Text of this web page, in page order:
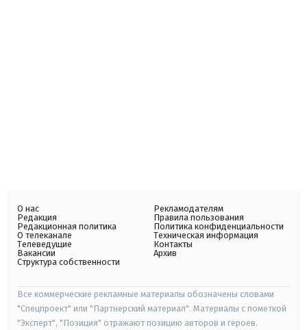
О нас
Редакция
Редакционная политика
О телеканале
Телеведущие
Вакансии
Структура собственности
Рекламодателям
Правила пользования
Политика конфиденциальности
Техническая информация
Контакты
Архив
Все коммерческие рекламные материалы обозначены словами
"Спецпроект" или "Партнерский материал". Материалы с пометкой
"Эксперт", "Позиция" отражают позицию авторов и героев.